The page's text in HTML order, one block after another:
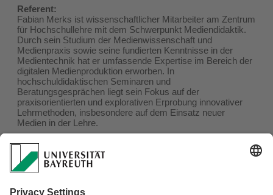
Referent:
Fabian Merks ist wissenschaftlicher Mitarbeiter am Zentrum
für Hochschullehre mit dem Schwerpunkt Mediendidaktik.
Durch sein Studium der Medienwissenschaft und
Medienpraxis sowie seine fundierten Kenntnisse in der
Medientechnik hat er umfassende Expertise im Bereich der
digitalen Medienproduktion erworben. In
hochschuldidaktischen Seminaren und
Beratungsgesprächen liegt sein Fokus auf der
praxisorientierten und explorativen Erprobung innovativer
Lehrmethoden, insbesondere auf dem Einsatz neuer
Medien in der Lehre.
Das Angebot richtet sich speziell an Dozierende der
Universität Bayreuth und der Hochschule Hof und
dort jeweils an Lehrende aller Fachrichtungen.
Technisches Vorwissen ist nicht erforderlich, aber